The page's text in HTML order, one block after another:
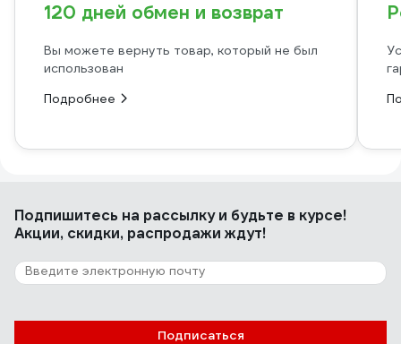
120 дней обмен и возврат
Вы можете вернуть товар, который не был
использован
Подробнее
Подпишитесь на рассылкуи будьте в курсе!
Акции, скидки, распродажи ждут!
Подписаться